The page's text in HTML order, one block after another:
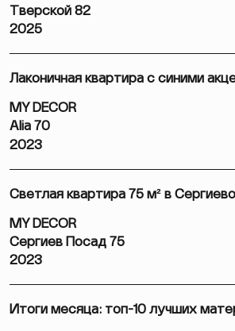
Тверской 82
2025
Лаконичная квартира с синими
MY DECOR
Alia 70
2023
Светлая квартира 75 м² в
MY DECOR
Сергиев Посад 75
2023
Итоги месяца: топ-10 лучших